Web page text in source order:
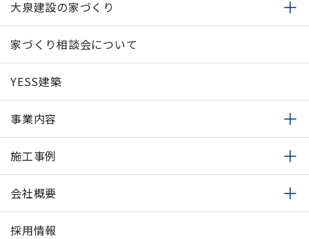
大泉建設の家づくり
家づくり相談会について
YESS建築
事業内容
施工事例
会社概要
採用情報